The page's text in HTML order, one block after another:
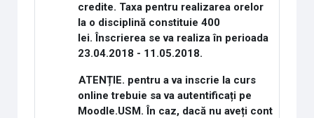
credite. Taxa pentru realizarea orelor
la o disciplină constituie 400
lei. Înscrierea se va realiza în perioada
23.04.2018 - 11.05.2018.
ATENȚIE. pentru a va inscrie la curs
online trebuie sa va autentificați pe
Moodle.USM. În caz, dacă nu aveți cont